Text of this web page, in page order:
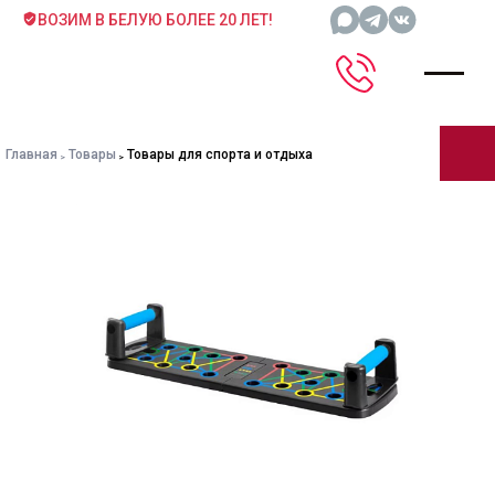
ВОЗИМ В БЕЛУЮ БОЛЕЕ 20 ЛЕТ!
Главная Товары Товары для спорта и отдыха